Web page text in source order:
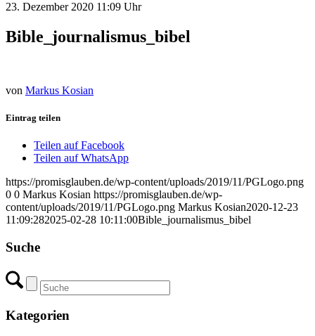
23. Dezember 2020 11:09 Uhr
Bible_journalismus_bibel
von Markus Kosian
Eintrag teilen
Teilen auf Facebook
Teilen auf WhatsApp
https://promisglauben.de/wp-content/uploads/2019/11/PGLogo.png
0 0 Markus Kosian https://promisglauben.de/wp-
content/uploads/2019/11/PGLogo.png Markus Kosian2020-12-23
11:09:282025-02-28 10:11:00Bible_journalismus_bibel
Suche
Kategorien